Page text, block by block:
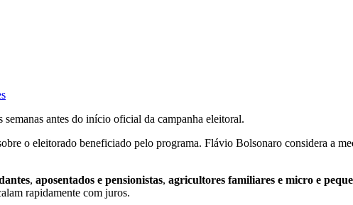
semanas antes do início oficial da campanha eleitoral.
o eleitorado beneficiado pelo programa. Flávio Bolsonaro considera a
, aposentados e pensionistas, agricultores familiares e micro e
rapidamente com juros.